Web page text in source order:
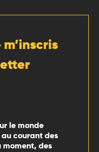
m’inscris
le monde
courant des
moment, des